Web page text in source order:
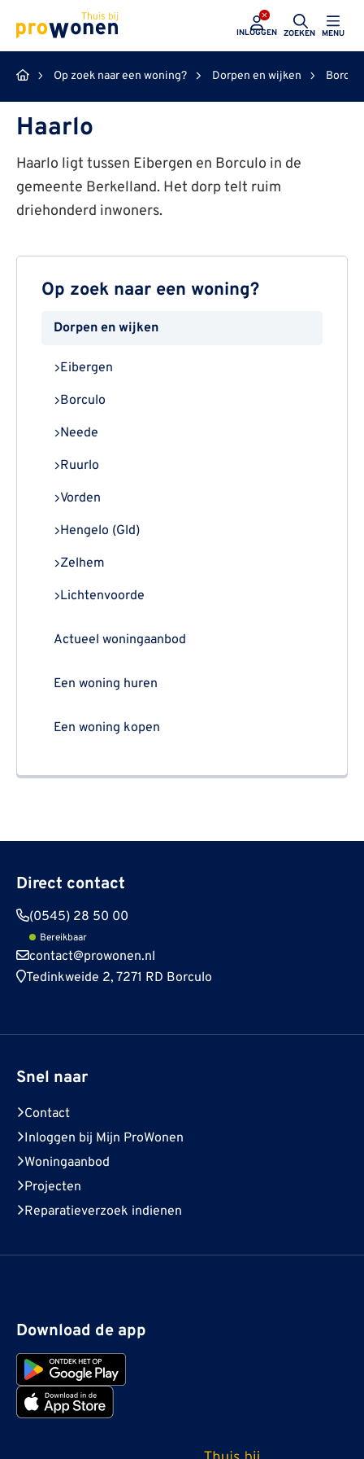
ProWonen
INLOGGEN ZOEKEN MENU
Op zoek naar een woning? Dorpen en wijken
Op zoek naar een woning?
Dorpen en wijken
Eibergen
Borculo
Neede
Ruurlo
Vorden
Hengelo (Gld)
Zelhem
Lichtenvoorde
Actueel woningaanbod
Een woning huren
Een woning kopen
Haarlo
Haarlo ligt tussen Eibergen en Borculo in de
gemeente Berkelland. Het dorp telt ruim
driehonderd inwoners.
Direct contact
(0545) 28 50 00
Bereikbaar
contact@prowonen.nl
Tedinkweide 2, 7271 RD Borculo
Snel naar
Contact
Inloggen bij Mijn ProWonen
Woningaanbod
Projecten
Reparatieverzoek indienen
Download de app